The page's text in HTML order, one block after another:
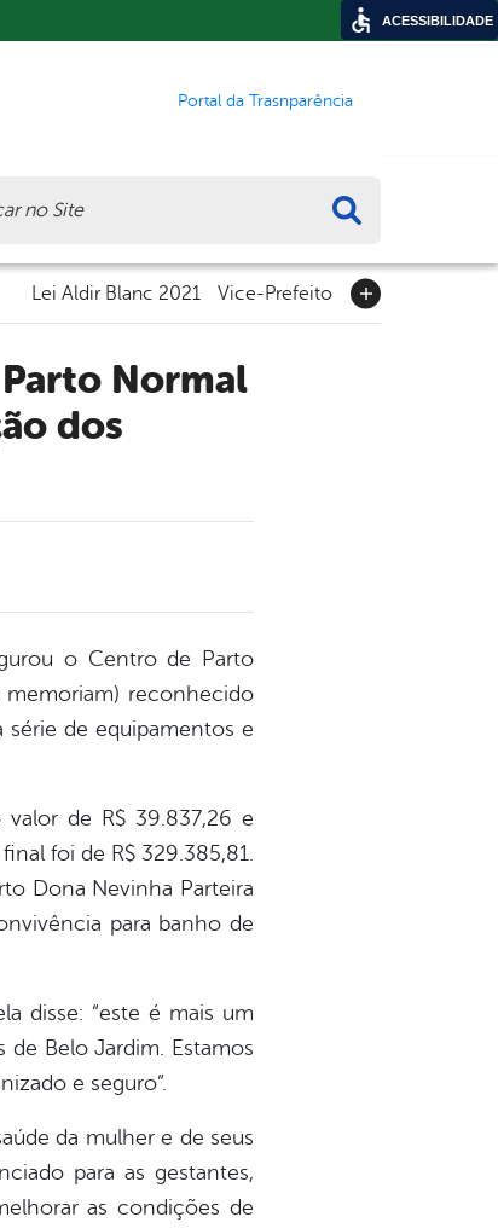
Portal da Trasnparência
Lei Aldir Blanc 2021 Vice-Prefeito
dos
o Centro de Parto
memoriam) reconhecido
de equipamentos e
de R$ 39.837,26 e
foi de R$ 329.385,81.
Dona Nevinha Parteira
para banho de
disse: “este é mais um
Belo Jardim. Estamos
e seguro”.
da mulher e de seus
para as gestantes,
as condições de
ACESSIBILIDADE